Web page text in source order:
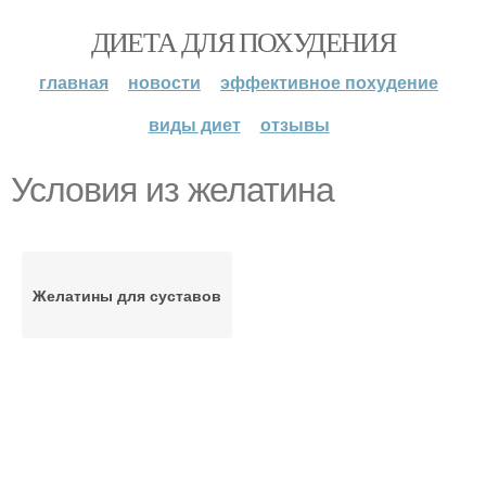
ДИЕТА ДЛЯ ПОХУДЕНИЯ
главная новости
эффективное похудение
виды диет
отзывы
Условия из желатина
Желатины для суставов